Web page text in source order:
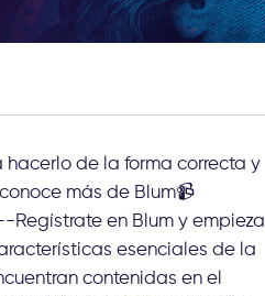
hacerlo de la forma correcta y
más de Blum📹
en Blum y empieza
esenciales de la
contenidas en el